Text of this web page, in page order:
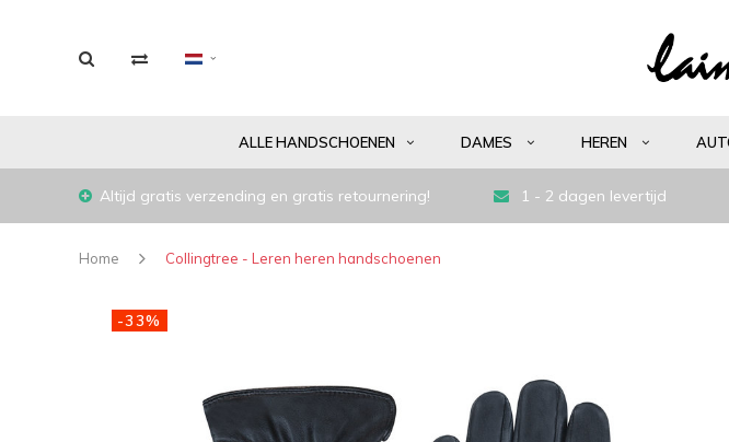
ALLE HANDSCHOENEN DAMES HEREN
Altijd gratis verzending en gratis retournering! 1 - 2 dagen levertijd
Home Collingtree - Leren heren handschoenen
-33%